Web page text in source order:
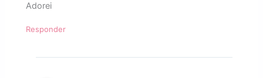
Adorei
Responder